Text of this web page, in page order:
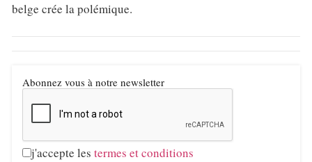
belge crée la polémique.
Abonnez vous à notre newsletter
j'accepte les termes et conditions